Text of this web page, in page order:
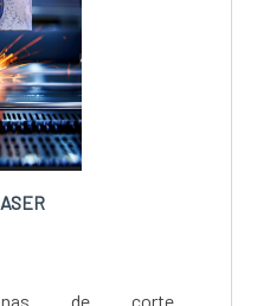
de corte